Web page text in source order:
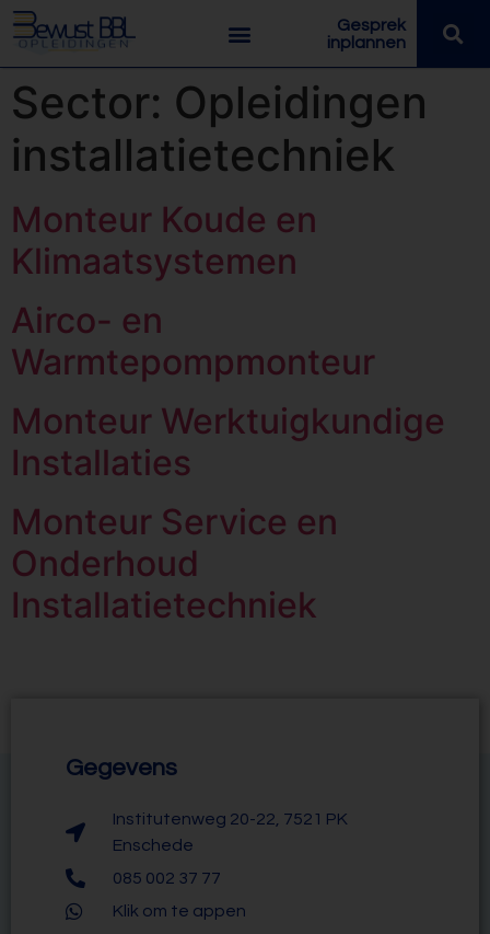
Gesprek
inplannen
Sector: Opleidingen
installatietechniek
Monteur Koude en
Klimaatsystemen
Airco- en
Warmtepompmonteur
Monteur Werktuigkundige
Installaties
Monteur Service en
Onderhoud
Installatietechniek
Gegevens
Institutenweg 20-22, 7521 PK
Enschede
085 002 37 77
Klik om te appen